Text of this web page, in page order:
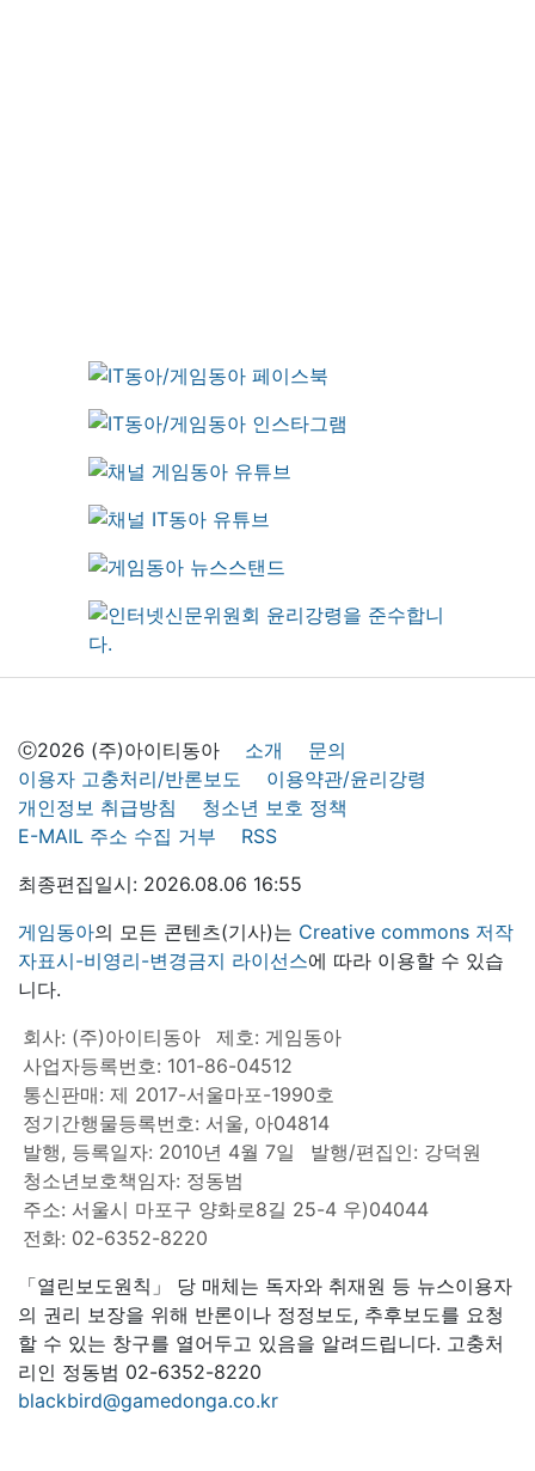
ⓒ2026 (주)아이티동아 소개
문의
이용자 고충처리/반론보도
이용약관/윤리강령
개인정보 취급방침
청소년 보호 정책
E-MAIL 주소 수집 거부
RSS
최종편집일시: 2026.08.06 16:55
게임동아의 모든 콘텐츠(기사)는 Creative commons 저작
자표시-비영리-변경금지 라이선스에 따라 이용할 수 있습
니다.
회사: (주)아이티동아
제호: 게임동아
사업자등록번호: 101-86-04512
통신판매: 제 2017-서울마포-1990호
정기간행물등록번호: 서울, 아04814
발행, 등록일자: 2010년 4월 7일
발행/편집인: 강덕원
청소년보호책임자: 정동범
주소: 서울시 마포구 양화로8길 25-4 우)04044
전화: 02-6352-8220
「열린보도원칙」 당 매체는 독자와 취재원 등 뉴스이용자
의 권리 보장을 위해 반론이나 정정보도, 추후보도를 요청
할 수 있는 창구를 열어두고 있음을 알려드립니다. 고충처
리인 정동범 02-6352-8220
blackbird@gamedonga.co.kr